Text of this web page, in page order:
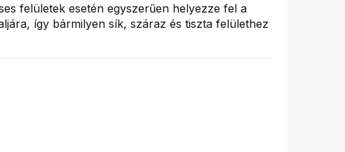
felületek esetén egyszerűen helyezze fel a
így bármilyen sík, száraz és tiszta felülethez